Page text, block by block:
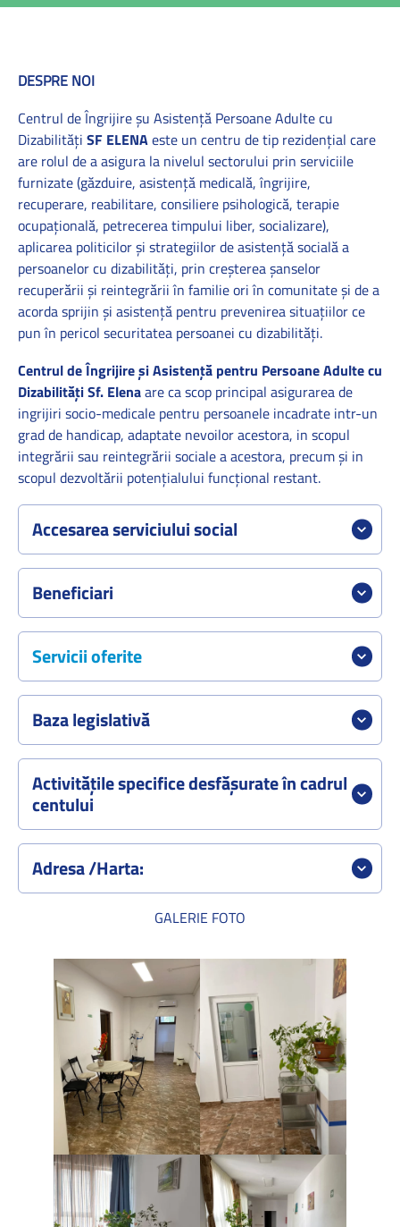
DESPRE NOI
Centrul de Îngrijire șu Asistență Persoane Adulte cu
Dizabilități SF ELENAeste un centru de tip rezidențial care
are rolul de a asigura la nivelul sectorului prin serviciile
furnizate (găzduire, asistență medicală, îngrijire,
recuperare, reabilitare, consiliere psihologică, terapie
ocupațională, petrecerea timpului liber, socializare),
aplicarea politicilor și strategiilor de asistență socială a
persoanelor cu dizabilități, prin creșterea șanselor
recuperării și reintegrării în familie ori în comunitate și de a
acorda sprijin și asistență pentru prevenirea situațiilor ce
pun în pericol securitatea persoanei cu dizabilități.
Centrul de Îngrijire şi Asistenţă pentru Persoane Adulte cu
Dizabilități Sf. Elenaare ca scop principal asigurarea de
ingrijiri socio-medicale pentru persoanele incadrate intr-un
grad de handicap, adaptate nevoilor acestora, in scopul
integrării sau reintegrării sociale a acestora, precum şi in
scopul dezvoltării potenţialului funcţional restant.
Accesarea serviciului social
Beneficiari
Servicii oferite
Baza legislativă
Activitățile specifice desfășurate în cadrul
centului
Adresa /Harta:
GALERIE FOTO